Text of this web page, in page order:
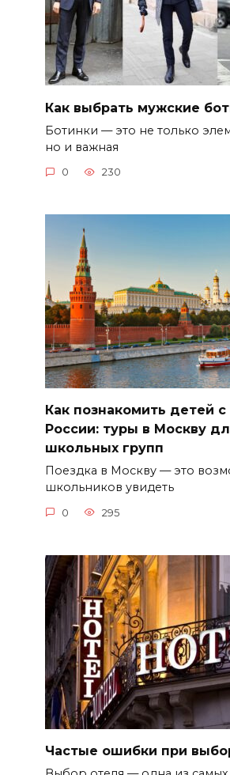
Как выбрать мужские
Ботинки — это не только
но и важная
0 230
Как познакомить детей
России: туры в Москву
школьных групп
Поездка в Москву — это
школьников увидеть
0 295
Частые ошибки при